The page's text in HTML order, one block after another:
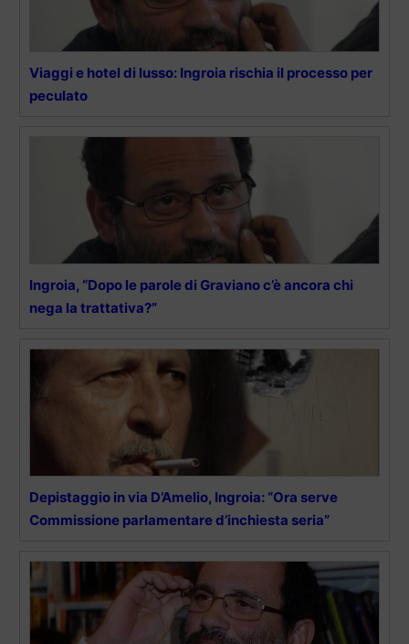
Viaggi e hotel di lusso: Ingroia rischia il processo per
peculato
Ingroia, “Dopo le parole di Graviano c’è ancora chi
nega la trattativa?”
Depistaggio in via D’Amelio, Ingroia: “Ora serve
Commissione parlamentare d’inchiesta seria”